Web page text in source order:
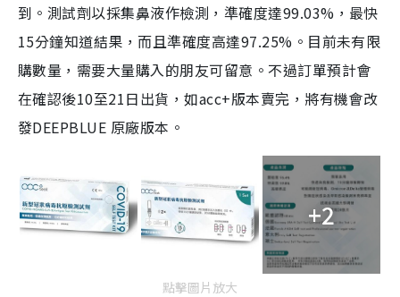
到。測試劑以採集鼻液作檢測，準確度達99.03%，最快
15分鐘知道結果，而且準確度高達97.25%。目前未有限
購數量，需要大量購入的朋友可留意。不過訂單預計會
在確認後10至21日出貨，如acc+版本賣完，將有機會改
發DEEPBLUE 原廠版本。
+2
點擊圖片放大